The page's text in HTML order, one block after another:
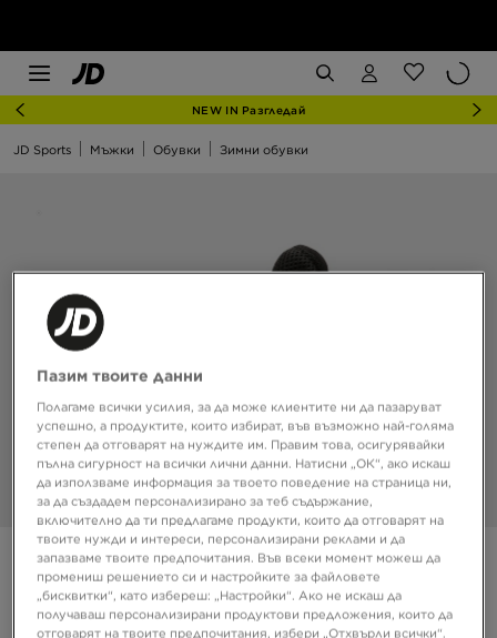
NEW IN Разгледай
JD Sports Мъжки Обувки Зимни обувки
TIMBERLAND GS MOTION 6 HIKER
149,99 €
Пазим твоите данни
Полагаме всички усилия, за да може клиентите ни да пазаруват
успешно, а продуктите, които избират, във възможно най-голяма
степен да отговарят на нуждите им. Правим това, осигурявайки
пълна сигурност на всички лични данни. Натисни „ОК“, ако искаш
да използваме информация за твоето поведение на страница ни,
за да създадем персонализирано за теб съдържание,
включително да ти предлагаме продукти, които да отговарят на
твоите нужди и интереси, персонализирани реклами и да
запазваме твоите предпочитания. Във всеки момент можеш да
промениш решението си и настройките за файловете
„бисквитки“, като избереш: „Настройки“. Ако не искаш да
получаваш персонализирани продуктови предложения, които да
отговарят на твоите предпочитания, избери „Отхвърли всички“.